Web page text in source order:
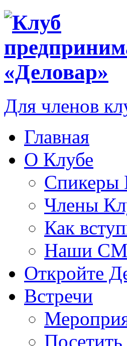
Для членов
Главная
О Клубе
Спикеры
Члены
Как
Наши
Откройте
Встречи
Посетить